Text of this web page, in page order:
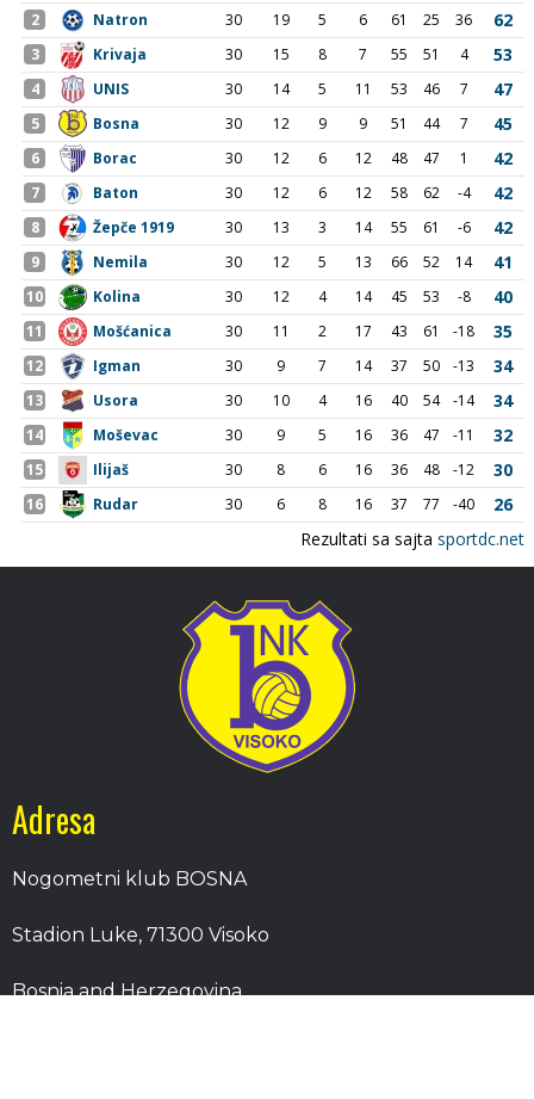
Adresa
Nogometni klub BOSNA
Stadion Luke, 71300 Visoko
Bosnia and Herzegovina